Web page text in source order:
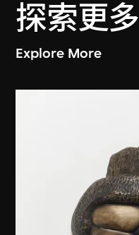
探索更多
Explore More